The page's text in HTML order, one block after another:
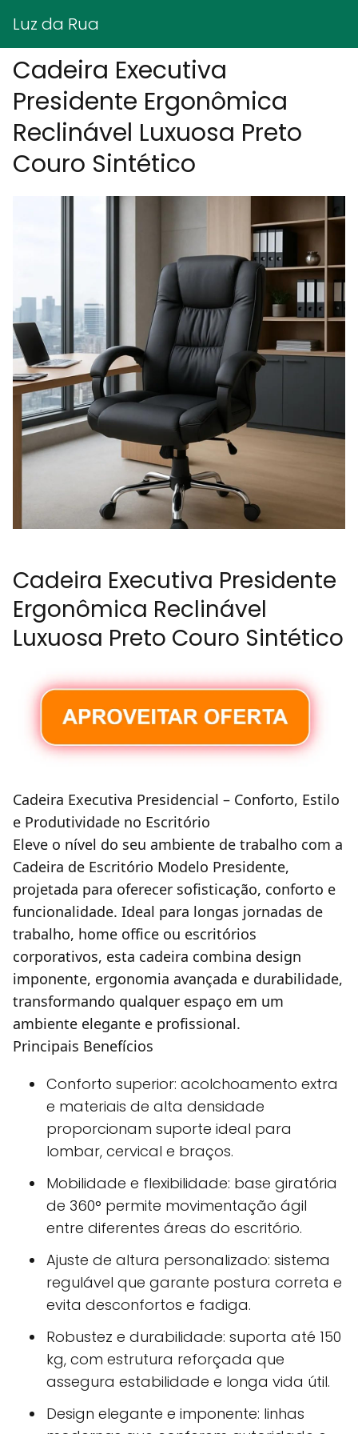
Luz da Rua
Cadeira Executiva
Presidente Ergonômica
Reclinável Luxuosa Preto
Couro Sintético
Cadeira Executiva Presidente
Ergonômica Reclinável
Luxuosa Preto Couro Sintético
Cadeira Executiva Presidencial – Conforto, Estilo
e Produtividade no Escritório
Eleve o nível do seu ambiente de trabalho com a
Cadeira de Escritório Modelo Presidente,
projetada para oferecer sofisticação, conforto e
funcionalidade. Ideal para longas jornadas de
trabalho, home office ou escritórios
corporativos, esta cadeira combina design
imponente, ergonomia avançada e durabilidade,
transformando qualquer espaço em um
ambiente elegante e profissional.
Principais Benefícios
Conforto superior: acolchoamento extra
e materiais de alta densidade
proporcionam suporte ideal para
lombar, cervical e braços.
Mobilidade e flexibilidade: base giratória
de 360° permite movimentação ágil
entre diferentes áreas do escritório.
Ajuste de altura personalizado: sistema
regulável que garante postura correta e
evita desconfortos e fadiga.
Robustez e durabilidade: suporta até 150
kg, com estrutura reforçada que
assegura estabilidade e longa vida útil.
Design elegante e imponente: linhas